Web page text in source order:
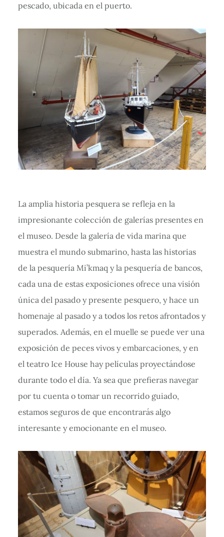
pescado, ubicada en el puerto.
La amplia historia pesquera se refleja en la
impresionante colección de galerías presentes en
el museo. Desde la galería de vida marina que
muestra el mundo submarino, hasta las historias
de la pesquería Mi’kmaq y la pesquería de bancos,
cada una de estas exposiciones ofrece una visión
única del pasado y presente pesquero, y hace un
homenaje al pasado y a todos los retos afrontados y
superados. Además, en el muelle se puede ver una
exposición de peces vivos y embarcaciones, y en
el teatro Ice House hay películas proyectándose
durante todo el día. Ya sea que prefieras navegar
por tu cuenta o tomar un recorrido guiado,
estamos seguros de que encontrarás algo
interesante y emocionante en el museo.